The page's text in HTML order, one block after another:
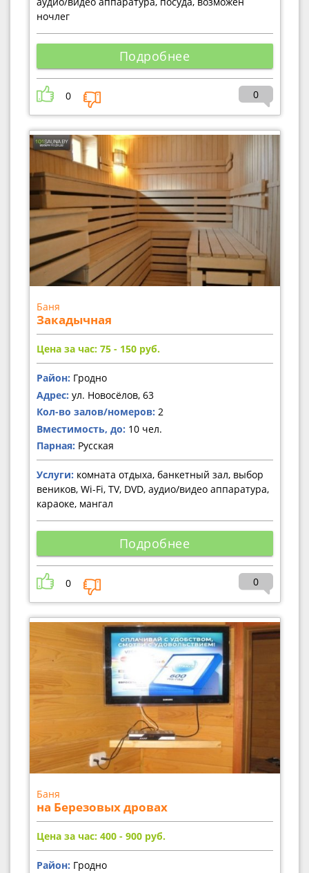
ночлег
Подробнее
0 0
Баня
Закадычная
Цена за час: 75 - 150 руб.
Район: Гродно
Адрес: ул. Новосёлов, 63
Кол-во залов/номеров: 2
Вместимость, до: 10 чел.
Парная: Русская
Услуги: комната отдыха, банкетный зал, выбор
веников, Wi-Fi, TV, DVD, аудио/видео аппаратура,
караоке, мангал
Подробнее
0 0
Баня
на Березовых дровах
Цена за час: 400 - 900 руб.
Район: Гродно